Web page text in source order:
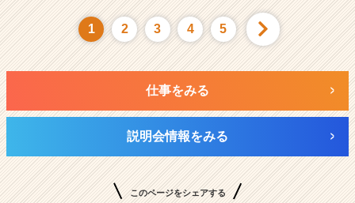
1 2 3 4 5
仕事をみる
説明会情報をみる
このページをシェアする